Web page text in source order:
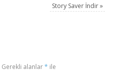
Story Saver İndir»
Gerekli alanlar* ile